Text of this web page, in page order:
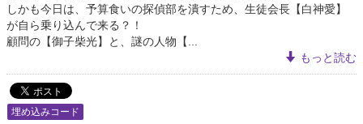
しかも今日は、予算食いの探偵部を潰すため、生徒会長【白神愛】
が自ら乗り込んで来る？！
顧問の【御子柴光】と、謎の人物【...
もっと読む
埋め込みコード